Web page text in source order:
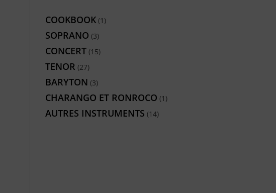
COOKBOOK 1 1
SOPRANO 33
CONCERT 1515
TENOR 2727
produits
BARYTON 33
produits
CHARANGO ET RONROCO 1 1
AUTRES INSTRUMENTS 1414